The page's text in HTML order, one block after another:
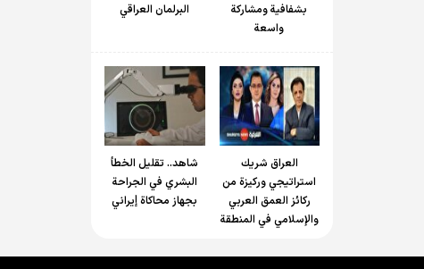
بشفافية ومشاركة
واسعة
البرلمان العراقي
العراق شريك
استراتيجي وركيزة من
ركائز العمق العربي
والإسلامي في المنطقة
شاهد.. تقليل الخطأ
البشري في الجراحة
بجهاز محاكاة إيراني